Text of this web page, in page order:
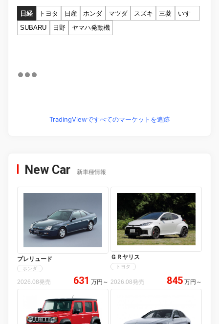
日経 トヨタ 日産 ホンダ マツダ スズキ 三菱
いすゞ
SUBARU
日野 ヤマハ発動機
TradingViewですべてのマーケットを追跡
New Car 新車種情報
プレリュード
ホンダ
2026.08発売 631 万円 ～
ＧＲヤリス
トヨタ
2026.08発売 845 万円 ～